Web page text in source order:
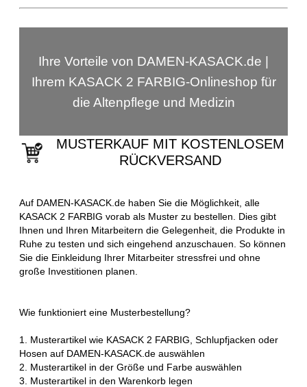
Ihre Vorteile von DAMEN-KASACK.de |
Ihrem KASACK 2 FARBIG-Onlineshop für
die Altenpflege und Medizin
MUSTERKAUF MIT KOSTENLOSEM
RÜCKVERSAND
Auf DAMEN-KASACK.de haben Sie die Möglichkeit, alle
KASACK 2 FARBIG vorab als Muster zu bestellen. Dies gibt
Ihnen und Ihren Mitarbeitern die Gelegenheit, die Produkte in
Ruhe zu testen und sich eingehend anzuschauen. So können
Sie die Einkleidung Ihrer Mitarbeiter stressfrei und ohne
große Investitionen planen.
Wie funktioniert eine Musterbestellung?
1. Musterartikel wie KASACK 2 FARBIG, Schlupfjacken oder
Hosen auf DAMEN-KASACK.de auswählen
2. Musterartikel in der Größe und Farbe auswählen
3. Musterartikel in den Warenkorb legen